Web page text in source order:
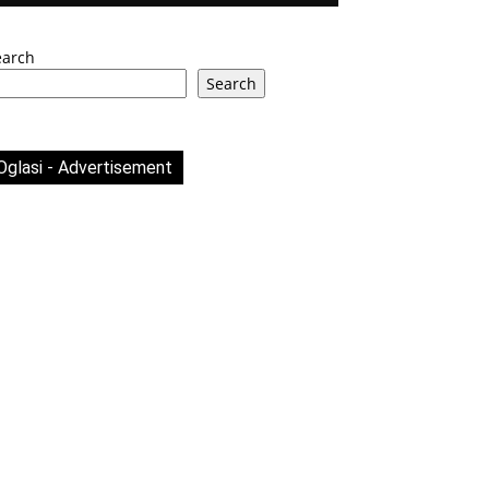
Search
- Advertisement